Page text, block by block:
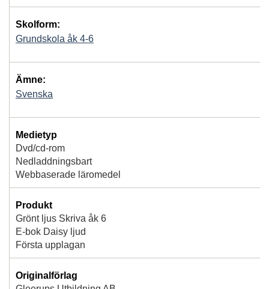
Skolform:
Grundskola åk 4-6
Ämne:
Svenska
Medietyp
Dvd/cd-rom
Nedladdningsbart
Webbaserade läromedel
Produkt
Grönt ljus Skriva åk 6
E-bok Daisy ljud
Första upplagan
Originalförlag